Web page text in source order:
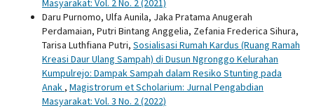
Masyarakat: Vol. 2 No. 2 (2021)
Daru Purnomo, Ulfa Aunila, Jaka Pratama Anugerah
Perdamaian, Putri Bintang Anggelia, Zefania Frederica Sihura,
Tarisa Luthfiana Putri, Sosialisasi Rumah Kardus (Ruang Ramah
Kreasi Daur Ulang Sampah) di Dusun Ngronggo Kelurahan
Kumpulrejo: Dampak Sampah dalam Resiko Stunting pada
Anak , Magistrorum et Scholarium: Jurnal Pengabdian
Masyarakat: Vol. 3 No. 2 (2022)